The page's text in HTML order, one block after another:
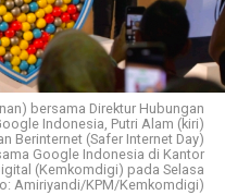
bersama Direktur Hubungan
Indonesia, Putri Alam (kiri)
Berinternet (Safer Internet Day)
Google Indonesia di Kantor
(Kemkomdigi) pada Selasa
Amiriyandi/KPM/Kemkomdigi)